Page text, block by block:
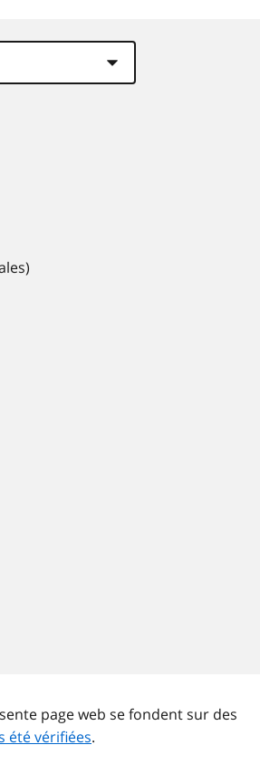
page web se fondent sur des
été vérifiées.